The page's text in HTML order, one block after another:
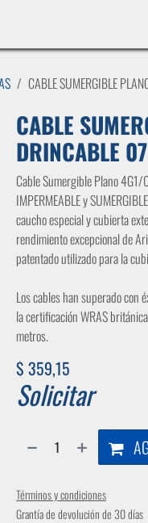
CABLE SUMERGIBLE
CABLE
DRINCABLE
Cable Sumergible Plano
IMPERMEABLE y
caucho especial y cubierta
rendimiento excepcional de
patentado utilizado para la
Los cables han superado con
la certificación WRAS
metros.
$ 359,15
Solicitar
Términos y condiciones
Grantía de devolución de 30 días